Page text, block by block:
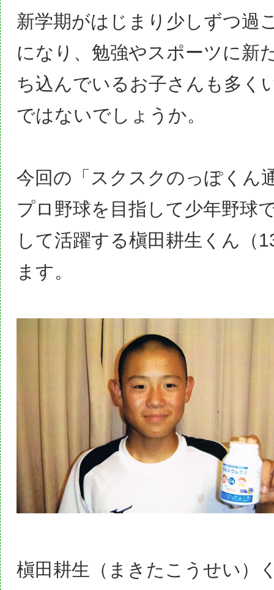
新学期がはじまり少しずつ過
になり、勉強やスポーツに新
ち込んでいるお子さんも多く
ではないでしょうか。
今回の「スクスクのっぽくん
プロ野球を目指して少年野球
して活躍する槇田耕生くん（
ます。
槇田耕生（まきたこうせい）